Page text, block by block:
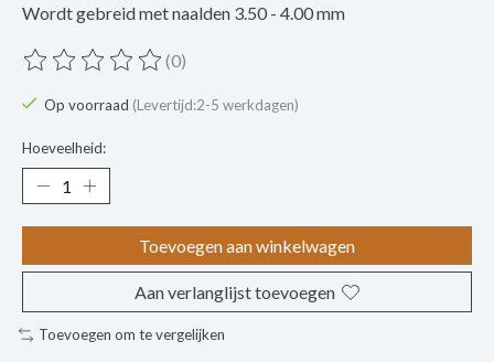
Wordt gebreid met naalden 3.50 - 4.00 mm
De beoordeling van dit product is
(0)
Op voorraad (Levertijd:2-5 werkdagen)
Hoeveelheid:
Toevoegen aan winkelwagen
Aan verlanglijst toevoegen
Toevoegen om te vergelijken